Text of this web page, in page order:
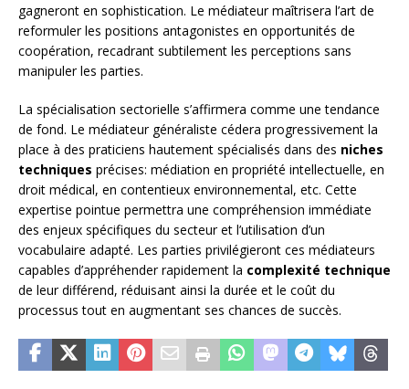
gagneront en sophistication. Le médiateur maîtrisera l’art de
reformuler les positions antagonistes en opportunités de
coopération, recadrant subtilement les perceptions sans
manipuler les parties.
La spécialisation sectorielle s’affirmera comme une tendance
de fond. Le médiateur généraliste cédera progressivement la
place à des praticiens hautement spécialisés dans des niches
techniques précises: médiation en propriété intellectuelle, en
droit médical, en contentieux environnemental, etc. Cette
expertise pointue permettra une compréhension immédiate
des enjeux spécifiques du secteur et l’utilisation d’un
vocabulaire adapté. Les parties privilégieront ces médiateurs
capables d’appréhender rapidement la complexité technique
de leur différend, réduisant ainsi la durée et le coût du
processus tout en augmentant ses chances de succès.